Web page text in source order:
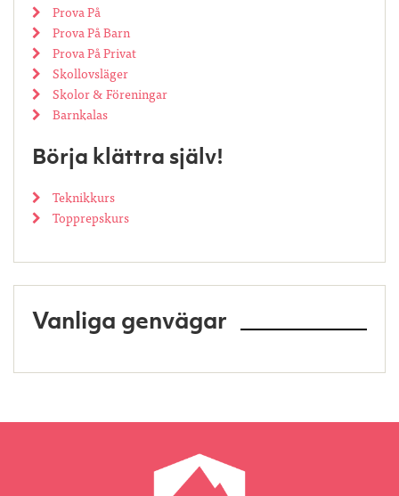
Prova På
Prova På Barn
Prova På Privat
Skollovsläger
Skolor & Föreningar
Barnkalas
Börja klättra själv!
Teknikkurs
Topprepskurs
Vanliga genvägar